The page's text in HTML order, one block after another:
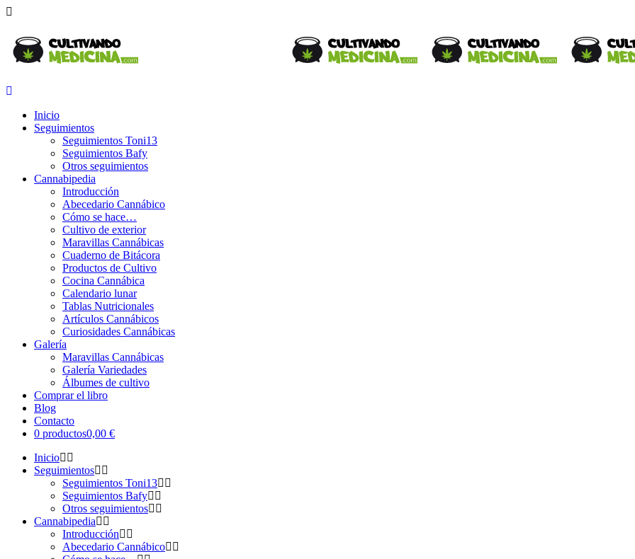
Inicio
Seguimientos
Seguimientos Toni13
Seguimientos Bafy
Otros seguimientos
Cannabipedia
Introducción
Abecedario Cannábico
Cómo se hace…
Cultivo de exterior
Maravillas Cannábicas
Cuaderno de Bitácora
Productos de Cultivo
Cocina Cannábica
Calendario lunar
Tablas Nutricionales
Artículos Cannábicos
Curiosidades Cannábicas
Galería
Maravillas Cannábicas
Galería Variedades
Álbumes de cultivo
Comprar el libro
Blog
Contacto
0 productos0,00 €
Inicio
Seguimientos
Seguimientos Toni13
Seguimientos Bafy
Otros seguimientos
Cannabipedia
Introducción
Abecedario Cannábico